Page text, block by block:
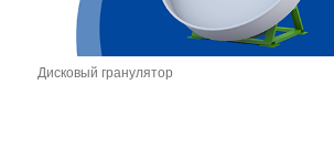
Дисковый гранулятор